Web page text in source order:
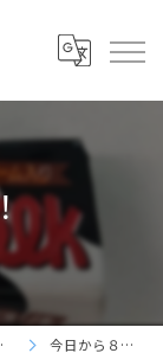
今日から８月！